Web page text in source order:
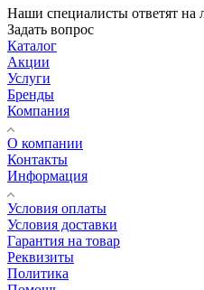
Наши специалисты ответят
Задать вопрос
Каталог
Акции
Услуги
Бренды
Компания
О компании
Контакты
Информация
Условия оплаты
Условия доставки
Гарантия на товар
Реквизиты
Политика